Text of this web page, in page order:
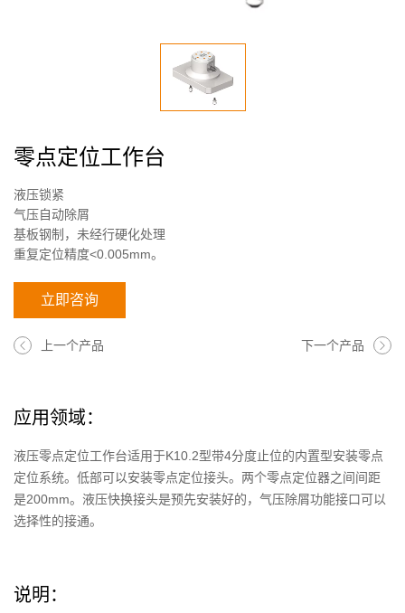
零点定位工作台
液压锁紧
气压自动除屑
基板钢制，未经行硬化处理
重复定位精度<0.005mm。
立即咨询
上一个产品 下一个产品
应用领域：
液压零点定位工作台适用于K10.2型带4分度止位的内置型安装零点
定位系统。低部可以安装零点定位接头。两个零点定位器之间间距
是200mm。液压快换接头是预先安装好的，气压除屑功能接口可以
选择性的接通。
说明：